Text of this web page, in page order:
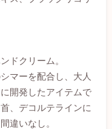
ドクリーム。
マーを配合し、大人
開発したアイテムで
、デコルテラインに
違いなし。